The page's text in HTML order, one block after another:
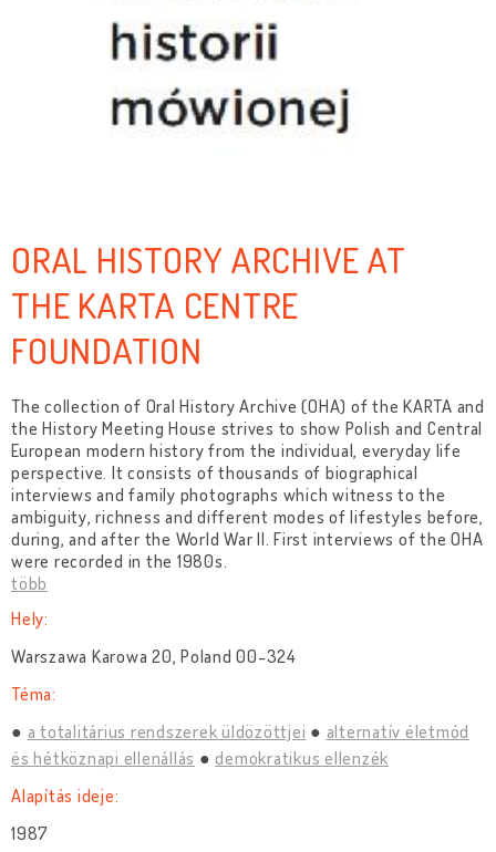
ORAL HISTORY ARCHIVE AT
THE KARTA CENTRE
FOUNDATION
The collection of Oral History Archive (OHA) of the KARTA and
the History Meeting House strives to show Polish and Central
European modern history from the individual, everyday life
perspective. It consists of thousands of biographical
interviews and family photographs which witness to the
ambiguity, richness and different modes of lifestyles before,
during, and after the World War II. First interviews of the OHA
were recorded in the 1980s.
több
Hely:
Warszawa Karowa 20, Poland 00-324
Téma:
a totalitárius rendszerek üldözöttjei
alternatív életmód
és hétköznapi ellenállás
demokratikus ellenzék
Alapítás ideje:
1987